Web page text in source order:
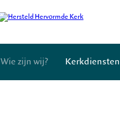
Wie zijn wij? Kerkdiensten